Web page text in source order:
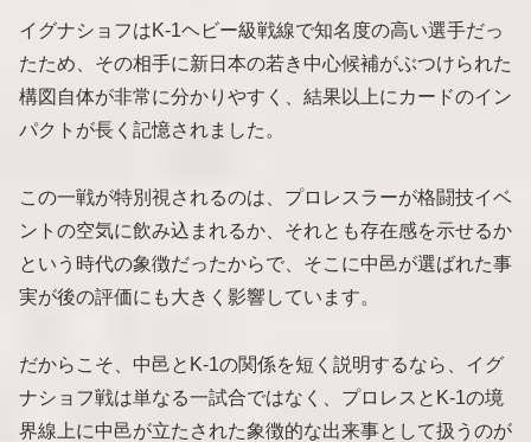
イグナショフはK-1ヘビー級戦線で知名度の高い選手だっ
たため、その相手に新日本の若き中心候補がぶつけられた
構図自体が非常に分かりやすく、結果以上にカードのイン
パクトが長く記憶されました。
この一戦が特別視されるのは、プロレスラーが格闘技イベ
ントの空気に飲み込まれるか、それとも存在感を示せるか
という時代の象徴だったからで、そこに中邑が選ばれた事
実が後の評価にも大きく影響しています。
だからこそ、中邑とK-1の関係を短く説明するなら、イグ
ナショフ戦は単なる一試合ではなく、プロレスとK-1の境
界線上に中邑が立たされた象徴的な出来事として扱うのが